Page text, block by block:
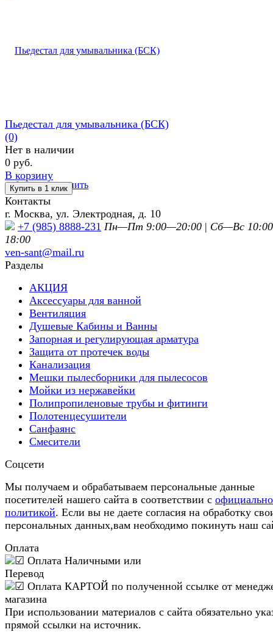
избранное сравнить
Пьедестал для умывальника (БСК)
(0)
Нет в наличии
0 руб.
В корзину
Контакты
г. Москва, ул. Электродная, д. 10
+7 (985) 8888-231 Пн—Пт 9:00—20:00 | Сб—Вс
18:00
ven-sant@mail.ru
Разделы
АКЦИЯ
Аксессуары для ванной
Вентиляция
Душевые Кабины и Ванны
Запорная и регулирующая арматура
Защита от протечек воды
Канализация
Мешки пылесборники для пылесосов
Мойки из нержавейки
Полипропиленовые трубы и фитинги
Полотенцесушители
Санфаянс
Смесители
Соцсети
Мы получаем и обрабатываем персональные данные
посетителей нашего сайта в соответствии с
политикой. Если вы не даете согласия на обработку
персональных данных,вам необходимо покинуть наш
Оплата
При использовании материалов с сайта обязательно
прямой ссылки на источник.